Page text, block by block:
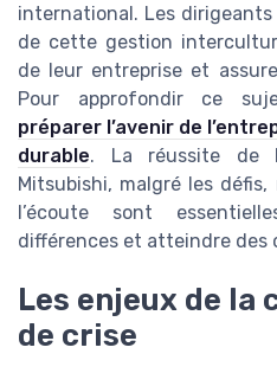
international. Les
de cette gestion
de leur entreprise et
Pour approfondir ce
préparer l’avenir de
durable. La réussite de
Mitsubishi, malgré les
l’écoute sont
différences et atteindre des
Les enjeux de la
de crise